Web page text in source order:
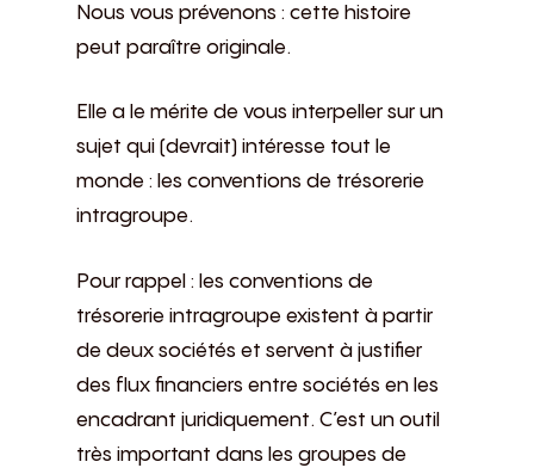
Nous vous prévenons : cette histoire
peut paraître originale.
Elle a le mérite de vous interpeller sur un
sujet qui (devrait) intéresse tout le
monde : les conventions de trésorerie
intragroupe.
Pour rappel : les conventions de
trésorerie intragroupe existent à partir
de deux sociétés et servent à justifier
des flux financiers entre sociétés en les
encadrant juridiquement. C’est un outil
très important dans les groupes de